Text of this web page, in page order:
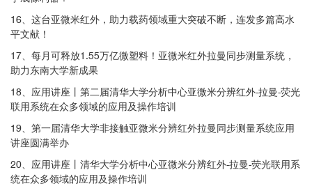
Optical photothermal infrared spectroscopy can differentiate equine osteoarth
ritic plasma extracellular vesicles from healthy controls. Clarke, E. et al.BioXvi
d, 2022
BioXvid
ate validation study for super-resolution infrared microspectroscopy. Paulus,
A. et al.Nanomedicine: Nanotechnology, Biology, and Medicine, 2022
16、这台亚微米红外，助力载药领域重大突破不断，连发多篇高水
平文献！
17、每月可释放1.55万亿微塑料！亚微米红外拉曼同步测量系统，
助力东南大学新成果
18、应用讲座丨第二届清华大学分析中心亚微米分辨红外-拉曼-荧光
联用系统在众多领域的应用及操作培训
19、第一届清华大学非接触亚微米分辨红外拉曼同步测量系统应用
讲座圆满举办
20、应用讲座丨清华大学分析中心亚微米分辨红外-拉曼-荧光联用系
统在众多领域的应用及操作培训